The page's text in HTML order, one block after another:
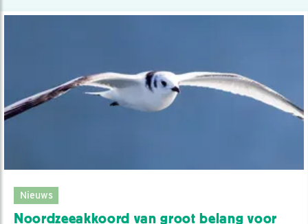
Nieuws
Noordzeeakkoord van groot belang voor